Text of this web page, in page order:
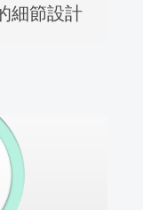
細節設計